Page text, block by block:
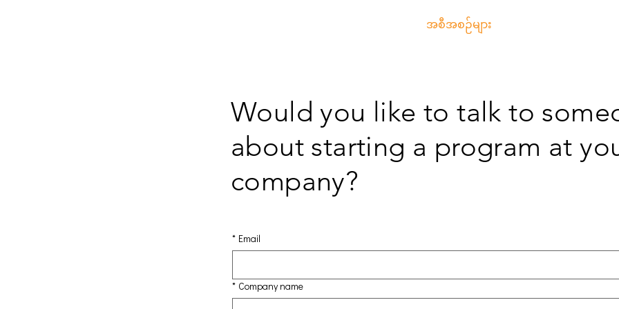
အစီအစဉ်များ
Would you like to talk to
about starting a program at
company?
* Email
* Company name